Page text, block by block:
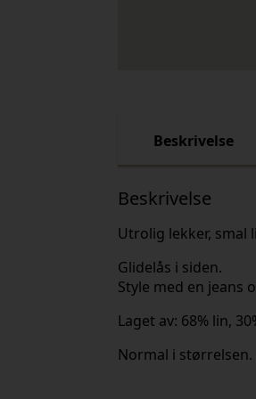
Beskrivelse
Beskrivelse
Utrolig lekker, smal
Glidelås i siden.
Style med en jeans
Laget av: 68% lin,
Normal i størrelsen.